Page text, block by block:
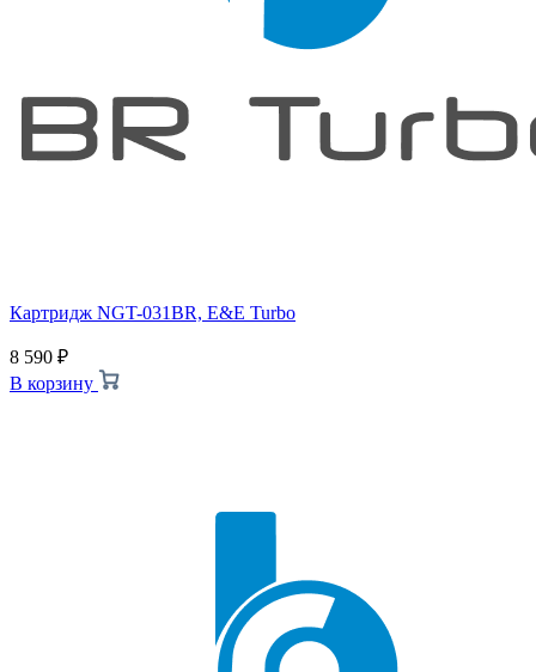
Картридж NGT-031BR, E&E Turbo
8 590 ₽
В корзину